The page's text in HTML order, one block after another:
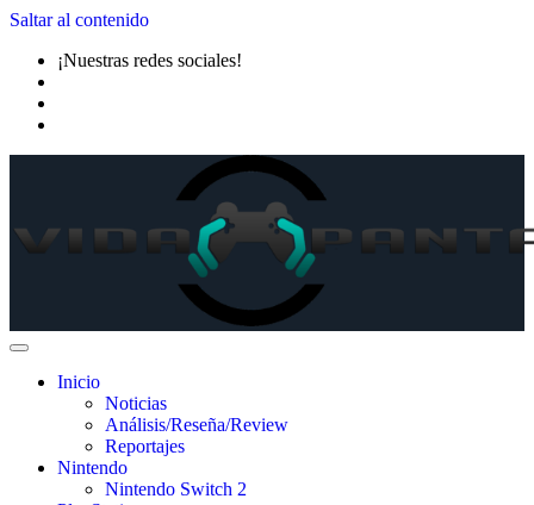
Saltar al contenido
¡Nuestras redes sociales!
Inicio
Noticias
Análisis/Reseña/Review
Reportajes
Nintendo
Nintendo Switch 2